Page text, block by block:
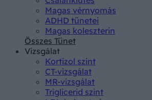
Magas vérnyomás
ADHD tünetei
Magas koleszterin
Összes Tünet
Vizsgálat
Kortizol szint
CT-vizsgálat
MR-vizsgálat
Triglicerid szint